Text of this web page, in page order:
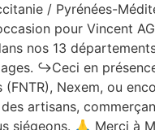
/ Pyrénées-
pour Vincent
nos 13
↪️Ceci en
Nexem, ou
artisans,
siégeons. 🙏 Merci à